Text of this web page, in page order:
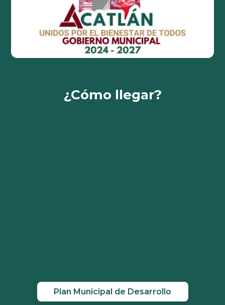
¿Cómo llegar?
Plan Municipal de Desarrollo